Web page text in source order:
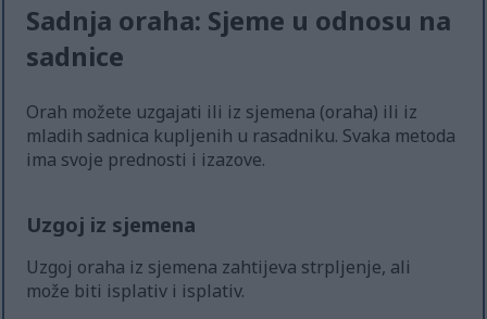
Sadnja oraha: Sjeme u odnosu na
sadnice
Orah možete uzgajati ili iz sjemena (oraha) ili iz
mladih sadnica kupljenih u rasadniku. Svaka metoda
ima svoje prednosti i izazove.
Uzgoj iz sjemena
Uzgoj oraha iz sjemena zahtijeva strpljenje, ali
može biti isplativ i isplativ.